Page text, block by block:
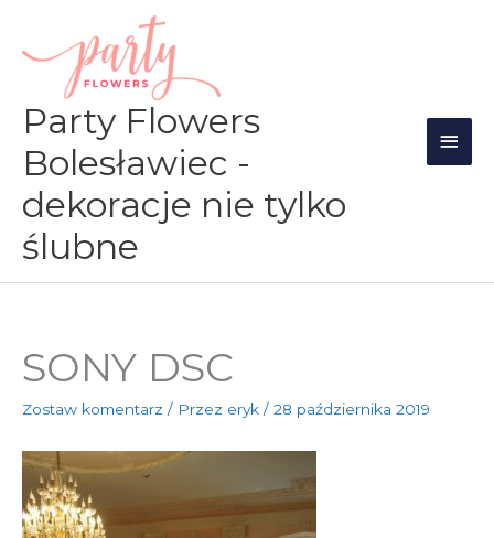
treści
Party Flowers
Bolesławiec -
dekoracje nie tylko
ślubne
SONY DSC
Zostaw komentarz / Przez eryk / 28 października 2019